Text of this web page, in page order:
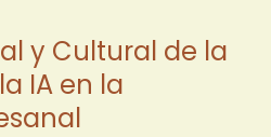
y Cultural de la
IA en la